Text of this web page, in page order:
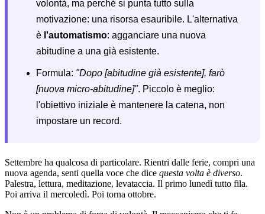
volontà, ma perché si punta tutto sulla
motivazione: una risorsa esauribile. L'alternativa
è l'automatismo: agganciare una nuova
abitudine a una già esistente.
Formula: "Dopo [abitudine già esistente], farò
[nuova micro-abitudine]". Piccolo è meglio:
l'obiettivo iniziale è mantenere la catena, non
impostare un record.
Settembre ha qualcosa di particolare. Rientri dalle ferie, compri una
nuova agenda, senti quella voce che dice questa volta è diverso.
Palestra, lettura, meditazione, levataccia. Il primo lunedì tutto fila.
Poi arriva il mercoledì. Poi torna ottobre.